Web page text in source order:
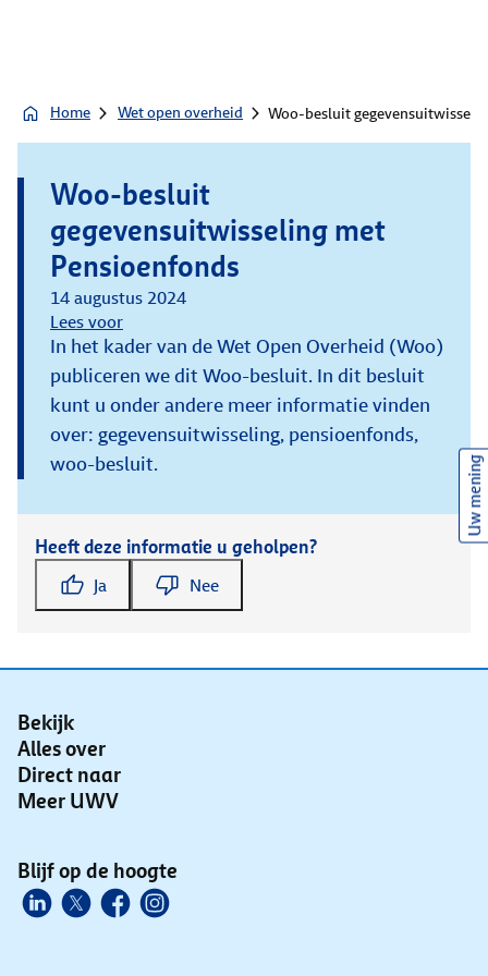
Home Wet open overheid Woo-besluit
Woo-besluit
gegevensuitwisseling met
Pensioenfonds
14 augustus 2024
Lees voor
In het kader van de Wet Open Overheid (Woo)
publiceren we dit Woo-besluit. In dit besluit
kunt u onder andere meer informatie vinden
over: gegevensuitwisseling, pensioenfonds,
woo-besluit.
Heeft deze informatie u geholpen?
Ja Nee
Bekijk
Alles over
Direct naar
Meer UWV
Blijf op de hoogte
Uw mening